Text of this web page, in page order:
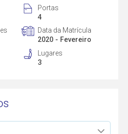
Portas
4
Data da Matrícula
2020 - Fevereiro
Lugares
3